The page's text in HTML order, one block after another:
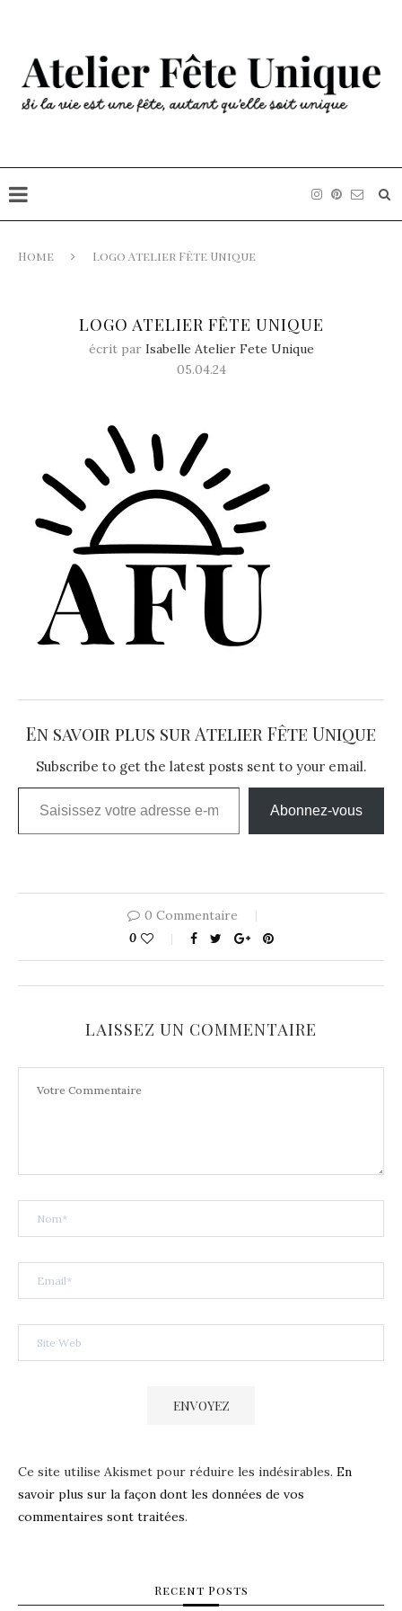
Home Logo Atelier Fête Unique
LOGO ATELIER FÊTE UNIQUE
écrit par Isabelle Atelier Fete Unique
05.04.24
En savoir plus sur Atelier Fête Unique
Subscribe to get the latest posts sent to your email.
Saisissez votre adresse e-mail…
Abonnez-vous
0 Commentaire
0
LAISSEZ UN COMMENTAIRE
Ce site utilise Akismet pour réduire les indésirables. En
savoir plus sur la façon dont les données de vos
commentaires sont traitées.
Recent Posts